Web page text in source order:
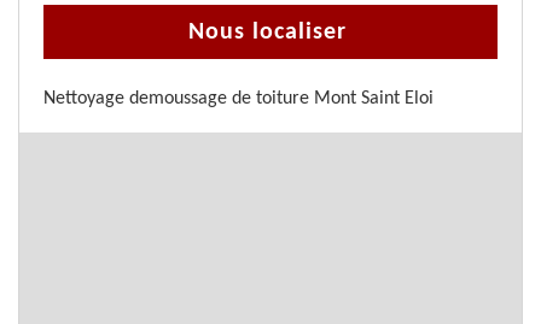
Nous localiser
Nettoyage demoussage de toiture Mont Saint Eloi